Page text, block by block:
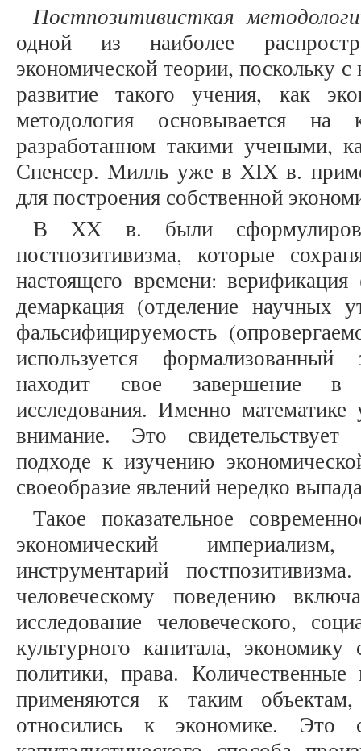
Постпозитивисткая
одной из наиболее
экономической теории, поскольку
развитие такого учения, как
методология основывается на
разработанном такими
Спенсер. Милль уже в XIX в.
для построения собственной
В XX в. были
постпозитивизма, которые
настоящего времени:
демаркация (отделение научных
фальсифицируемость
используется
находит свое завершение в
исследования. Именно математике
внимание. Это
подходе к изучению
своеобразие явлений нередко
Такое показательное
экономический
инструментарий
человеческому поведению
исследование человеческого,
культурного капитала,
политики, права. Количественные
применяются к таким
относились к экономике. Это